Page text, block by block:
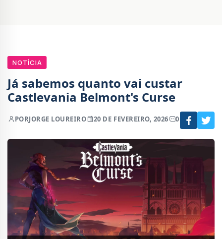
NOTÍCIA
Já sabemos quanto vai custar
Castlevania Belmont's Curse
PORJORGE LOUREIRO 20 DE FEVEREIRO, 2026 0